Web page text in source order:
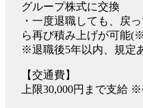
グループ株式に交換
・一度退職しても、戻
ら再び積み上げが可能
※退職後5年以内、規定
【交通費】
上限30,000円まで支給